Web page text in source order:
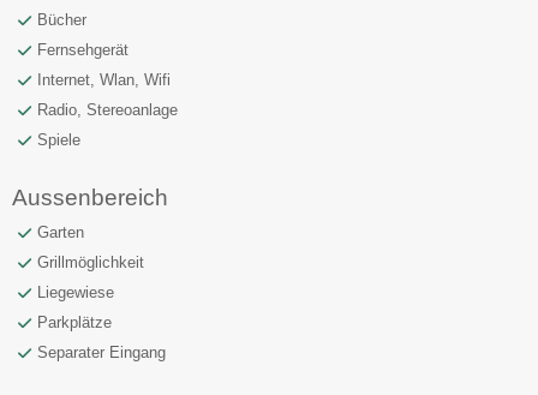
Bücher
Fernsehgerät
Internet, Wlan, Wifi
Radio, Stereoanlage
Spiele
Aussenbereich
Garten
Grillmöglichkeit
Liegewiese
Parkplätze
Separater Eingang